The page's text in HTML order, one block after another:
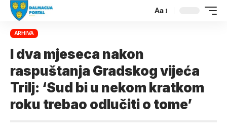
Aa
ARHIVA
I dva mjeseca nakon
raspuštanja Gradskog vijeća
Trilj: ‘Sud bi u nekom kratkom
roku trebao odlučiti o tome’